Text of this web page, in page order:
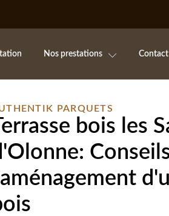
Nos prestations Contact
PARQUETS
bois les